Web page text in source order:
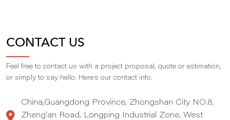
CONTACT US
Feel free to contact us with a project proposal, quote or estimation,
or simply to say hello. Here,s our contact info.
China,Guangdong Province, Zhongshan City NO.8,
Zheng'an Road, Longping Industrial Zone, West